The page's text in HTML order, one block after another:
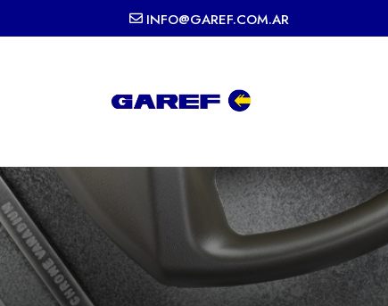
INFO@GAREF.COM.AR